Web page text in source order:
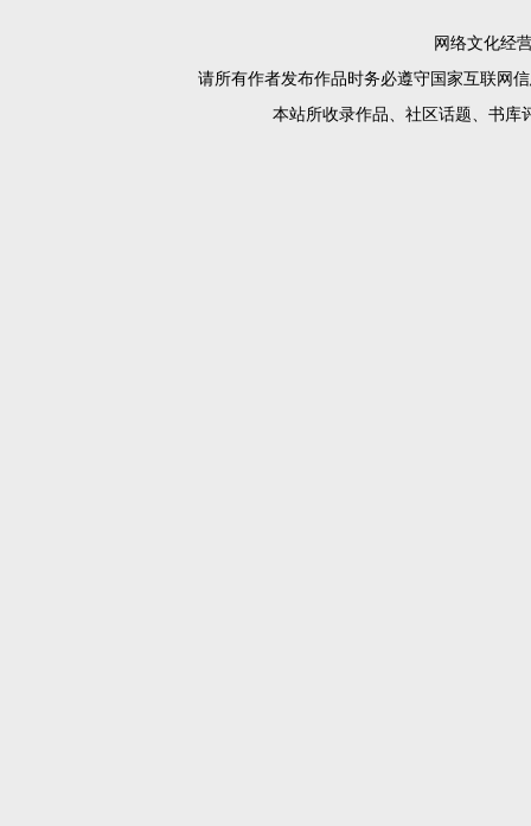
网络文化经
请所有作者发布作品时务必遵守国家互联网
本站所收录作品、社区话题、书库